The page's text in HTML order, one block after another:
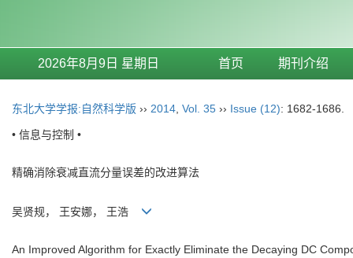
2026年8月9日 星期日 首页 期刊介绍
东北大学学报:自然科学版 ›› 2014 Vol. 35 ›› Issue (12): 1682-1686.
• 信息与控制 •
精确消除衰减直流分量误差的改进算法
吴贤规， 王安娜， 王浩
An Improved Algorithm for Exactly Eliminate the Decaying DC